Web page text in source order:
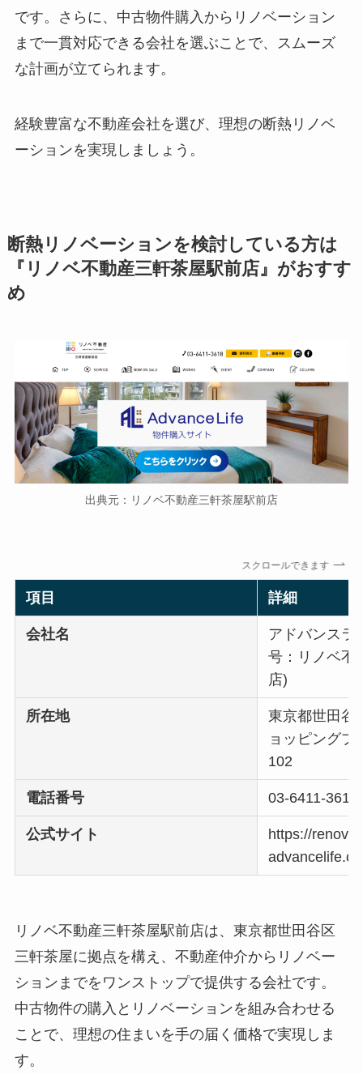
です。さらに、中古物件購入からリノベーション
まで一貫対応できる会社を選ぶことで、スムーズ
な計画が立てられます。
経験豊富な不動産会社を選び、理想の断熱リノベ
ーションを実現しましょう。
断熱リノベーションを検討している方は
『リノベ不動産三軒茶屋駅前店』がおすす
め
出典元：リノベ不動産三軒茶屋駅前店
スクロールできます
項目 詳細
会社名
アドバンスラ
号：リノベ不
店)
所在地
東京都世田谷
ョッピングプ
102
電話番号 03-6411-3618
公式サイト
https://
リノベ不動産三軒茶屋駅前店は、東京都世田谷区
三軒茶屋に拠点を構え、不動産仲介からリノベー
ションまでをワンストップで提供する会社です。
中古物件の購入とリノベーションを組み合わせる
ことで、理想の住まいを手の届く価格で実現しま
す。